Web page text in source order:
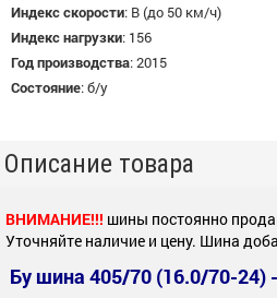
Индекс скорости: B (до 50 км/ч)
Индекс нагрузки: 156
Год производства:2015
Состояние:б/у
Описание товара
ВНИМАНИЕ!!! шины постоянно
Уточняйте наличие и цену. Шина
Бу шина 405/70 (16.0/70-24)